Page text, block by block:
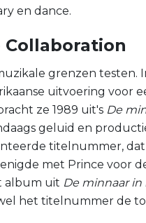
en dance.
Collaboration
grenzen testen.
uitvoering voor
ze 1989 uit's De
geluid en
titelnummer, dat
met Prince voor
album uit De minnaar in
het titelnummer de